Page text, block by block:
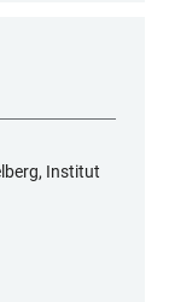
Institut